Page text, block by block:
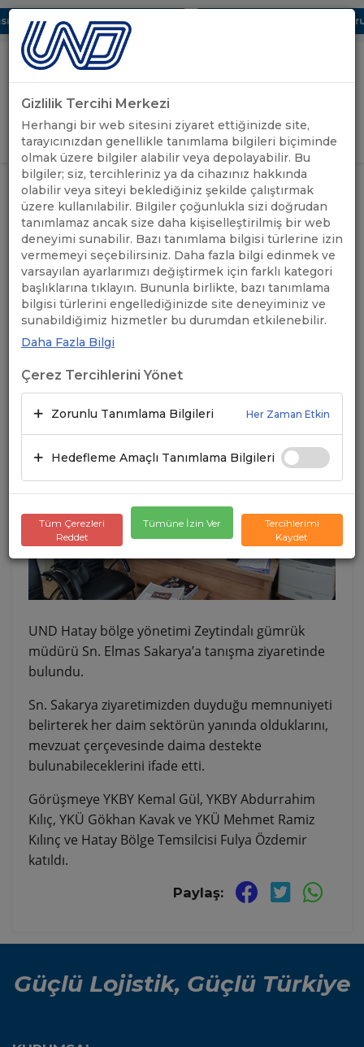
Dijital UBAK Bölümü Hakkında UND, Yunanistan Vize
Uluslararası Nakliyeciler Derneği
GİRİŞ YAP
ANASAYFA /
UND'DEN
HABERLER
/
UND HATAY BÖLGE YÖNETİMİ
ZEYTİNDALI GÜMRÜK
MÜDÜRLÜĞÜNÜ ZİYARET ETTİ
UND HATAY BÖLGE
YÖNETİMİ ZEYTİNDALI
GÜMRÜK MÜDÜRLÜĞÜNÜ
ZİYARET ETTİ
UND Hatay bölge yönetimi Zeytindalı gümrük
müdürü Sn. Elmas Sakarya’a tanışma ziyaretinde
bulundu.
Sn. Sakarya ziyaretimizden duyduğu memnuniyeti
belirterek her daim sektörün yanında olduklarını,
mevzuat çerçevesinde daima destekte
bulunabileceklerini ifade etti.
Görüşmeye YKBY Kemal Gül, YKBY Abdurrahim
Kılıç, YKÜ Gökhan Kavak ve YKÜ Mehmet Ramiz
Kılınç ve Hatay Bölge Temsilcisi Fulya Özdemir
katıldı.
Paylaş:
Güçlü Lojistik, Güçlü Türkiye
Gizlilik Tercihi Merkezi
Herhangi bir web sitesini ziyaret ettiğinizde site,
tarayıcınızdan genellikle tanımlama bilgileri biçiminde
olmak üzere bilgiler alabilir veya depolayabilir. Bu
bilgiler; siz, tercihleriniz ya da cihazınız hakkında
olabilir veya siteyi beklediğiniz şekilde çalıştırmak
üzere kullanılabilir. Bilgiler çoğunlukla sizi doğrudan
tanımlamaz ancak size daha kişiselleştirilmiş bir web
deneyimi sunabilir. Bazı tanımlama bilgisi türlerine izin
vermemeyi seçebilirsiniz. Daha fazla bilgi edinmek ve
varsayılan ayarlarımızı değiştirmek için farklı kategori
başlıklarına tıklayın. Bununla birlikte, bazı tanımlama
bilgisi türlerini engellediğinizde site deneyiminiz ve
sunabildiğimiz hizmetler bu durumdan etkilenebilir.
Daha Fazla Bilgi
Çerez Tercihlerini Yönet
Zorunlu Tanımlama Bilgileri Her Zaman Etkin
Hedefleme Amaçlı Tanımlama Bilgileri
Tüm Çerezleri
Reddet
Tümüne İzin Ver
Tercihlerimi
Kaydet